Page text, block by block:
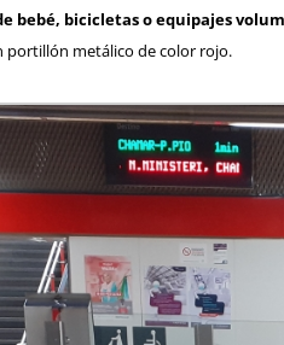
bebé, bicicletas o equipajes
portillón metálico de color rojo.